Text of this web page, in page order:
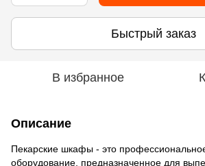
Быстрый заказ
В избранное
Описание
Пекарские шкафы - это
оборудование, предназначенное для